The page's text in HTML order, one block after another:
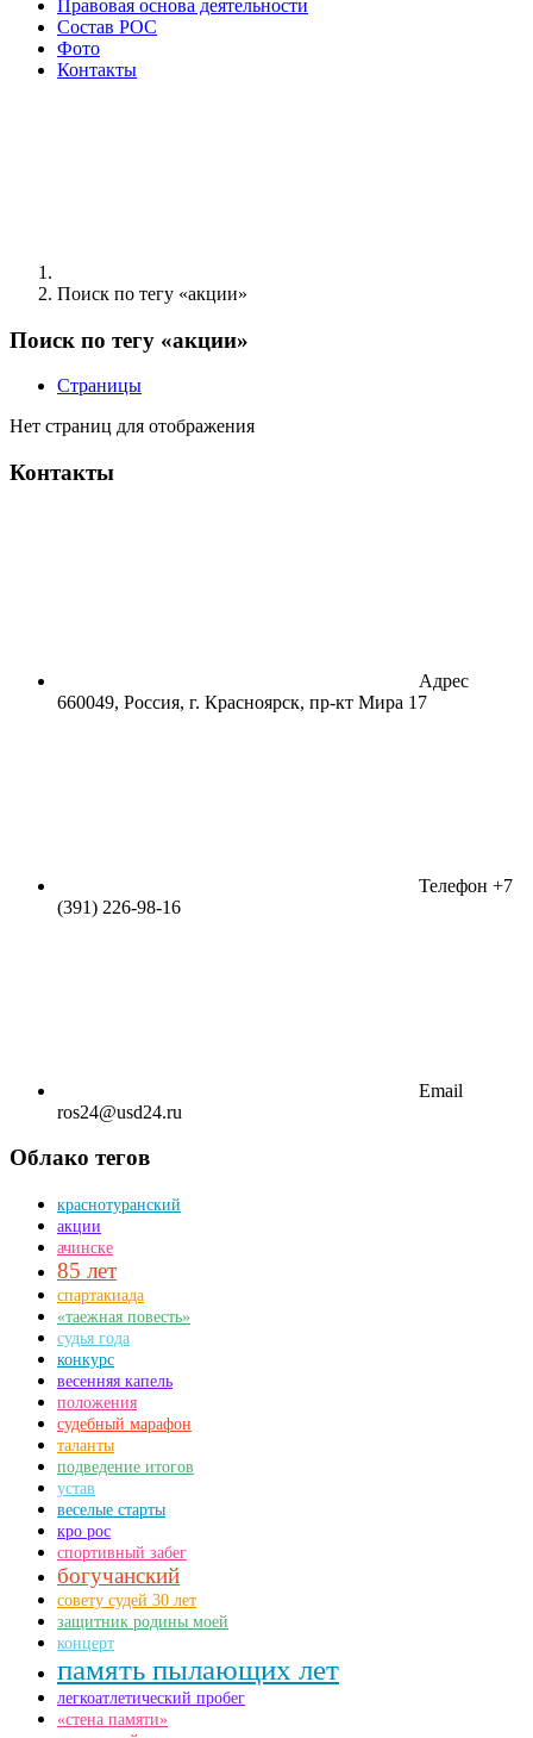
Правовая основа деятельности
Состав РОС
Фото
Контакты
Поиск по тегу «акции»
Поиск по тегу «акции»
Страницы
Нет страниц для отображения
Контакты
Адрес
660049, Россия, г. Красноярск, пр-кт Мира 17
Телефон +7
(391) 226-98-16
Email
ros24@usd24.ru
Облако тегов
краснотуранский
акции
ачинске
85 лет
спартакиада
«таежная повесть»
судья года
конкурс
весенняя капель
положения
судебный марафон
таланты
подведение итогов
устав
веселые старты
кро рос
спортивный забег
богучанский
совету судей 30 лет
защитник родины моей
концерт
память пылающих лет
легкоатлетический пробег
«стена памяти»